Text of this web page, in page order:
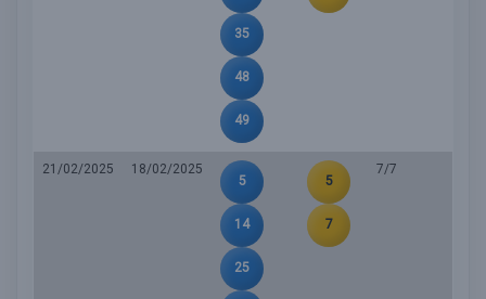
35
48
49
21/02/2025
18/02/2025
5
14
25
5
7
7/7